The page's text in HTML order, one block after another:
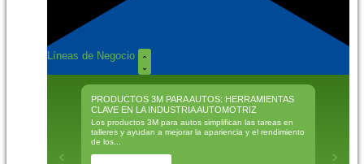
Líneas de Negocio
PRODUCTOS 3M PARA AUTOS: HERRAMIENTAS
CLAVE EN LA INDUSTRIA AUTOMOTRIZ
Los productos 3M para autos simplifican las tareas en
talleres y ayudan a mejorar la apariencia y el rendimiento
de los...